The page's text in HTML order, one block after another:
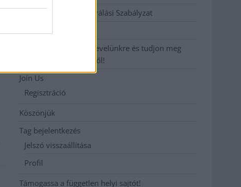
Hozzászólási és Moderálási Szabályzat
Iratkozzon fel heti hírlevelünkre és tudjon meg
még többet megyénkről!
Join Us
Regisztráció
Köszönjük
Tag bejelentkezés
Jelszó visszaállítása
Profil
Támogassa a független helyi sajtót!